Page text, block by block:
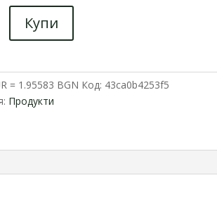
Купи
= 1.95583 BGN Код: 43ca0b4253f5
Продукти